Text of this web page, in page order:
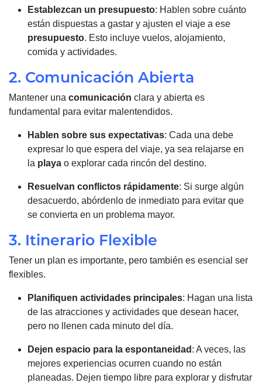
Establezcan un presupuesto: Hablen sobre cuánto
están dispuestas a gastar y ajusten el viaje a ese
presupuesto. Esto incluye vuelos, alojamiento,
comida y actividades.
2. Comunicación Abierta
Mantener una comunicación clara y abierta es
fundamental para evitar malentendidos.
Hablen sobre sus expectativas: Cada una debe
expresar lo que espera del viaje, ya sea relajarse en
la playa o explorar cada rincón del destino.
Resuelvan conflictos rápidamente: Si surge algún
desacuerdo, abórdenlo de inmediato para evitar que
se convierta en un problema mayor.
3. Itinerario Flexible
Tener un plan es importante, pero también es esencial ser
flexibles.
Planifiquen actividades principales: Hagan una lista
de las atracciones y actividades que desean hacer,
pero no llenen cada minuto del día.
Dejen espacio para la espontaneidad : A veces, las
mejores experiencias ocurren cuando no están
planeadas. Dejen tiempo libre para explorar y disfrutar